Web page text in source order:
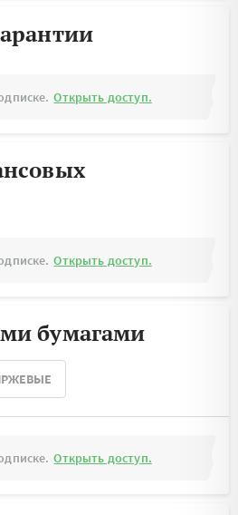
Открыть доступ.
Открыть доступ.
бумагами
Открыть доступ.